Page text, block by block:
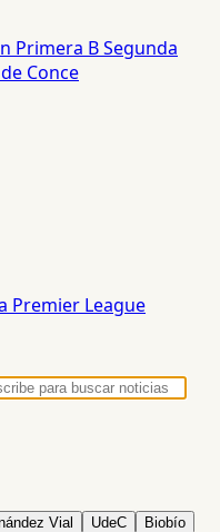
Primera BSegunda
Conce
Premier League
Vial UdeC Biobío